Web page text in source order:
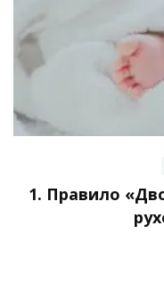
1. Правило